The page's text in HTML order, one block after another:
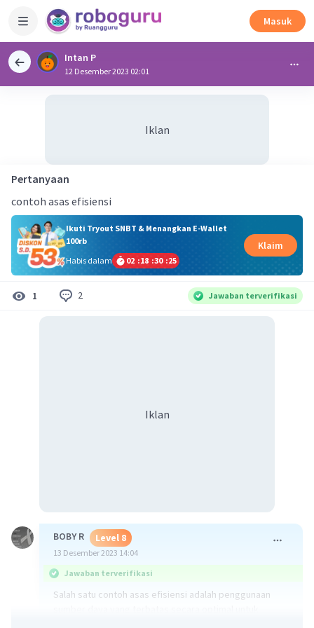
Masuk
Intan P
12 Desember 2023 02:01
Iklan
Pertanyaan
contoh asas efisiensi
Ikuti Tryout SNBT & Menangkan E-Wallet
100rb
Habis dalam
02 :18 :30 :25
Klaim
1 2 Jawaban terverifikasi
Iklan
BOBY R Level 8
13 Desember 2023 14:04
Jawaban terverifikasi
Salah satu contoh asas efisiensi adalah penggunaan